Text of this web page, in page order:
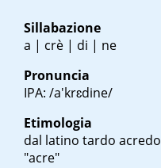
Sillabazione
a | crè | di | ne
Pronuncia
IPA: /a'krɛdine/
Etimologia
dal latino tardo acredo
"acre"